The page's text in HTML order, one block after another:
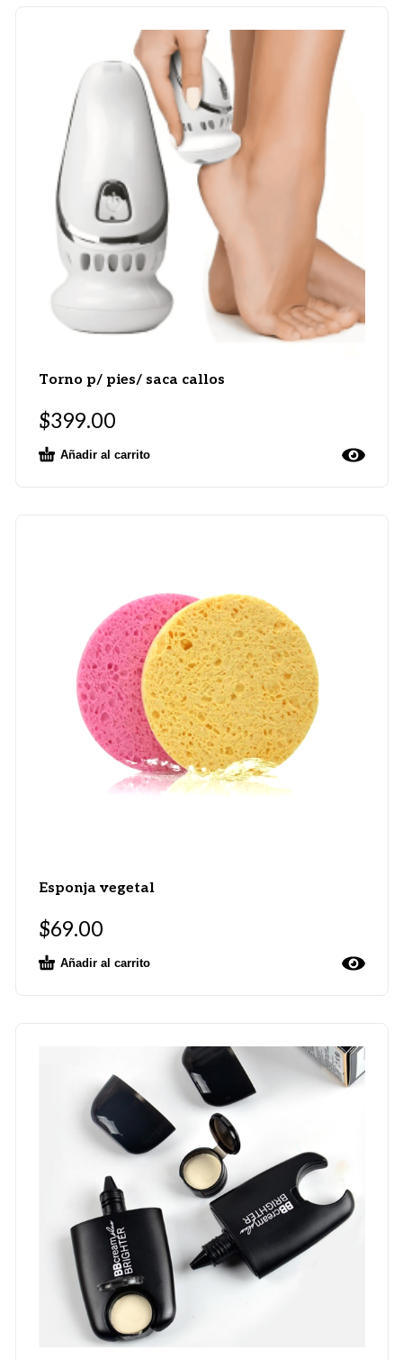
Torno p/ pies/ saca callos
$399.00
Añadir al carrito
Esponja vegetal
$69.00
Añadir al carrito